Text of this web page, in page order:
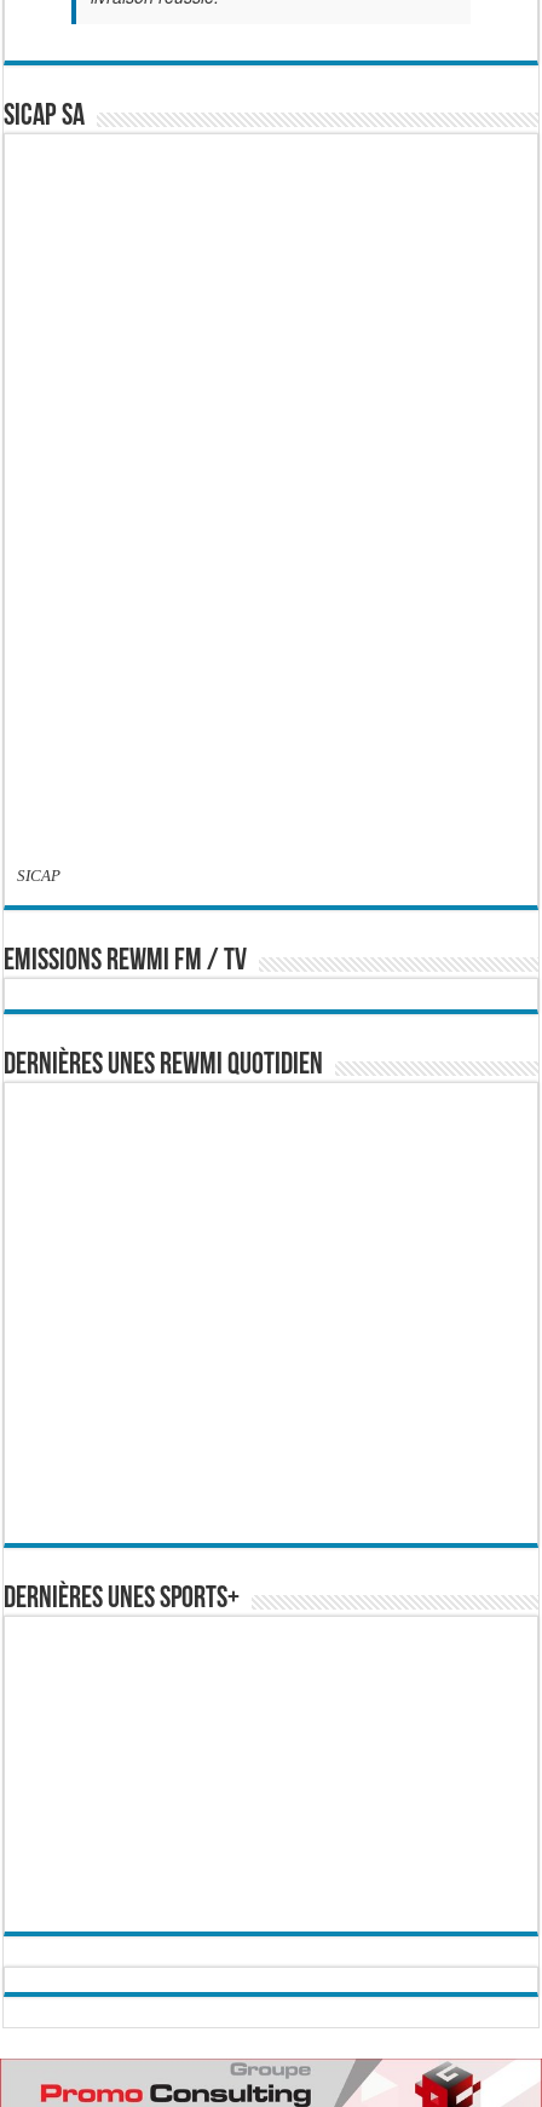
SICAP SA
SICAP
EMISSIONS REWMI FM / TV
Dernières Unes Rewmi Quotidien
Dernières Unes Sports+